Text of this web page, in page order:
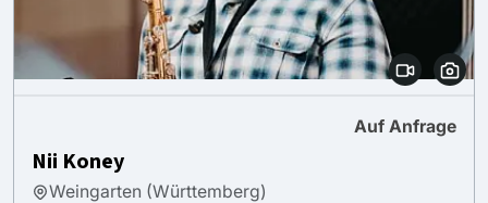
Auf Anfrage
Nii Koney
Weingarten (Württemberg)